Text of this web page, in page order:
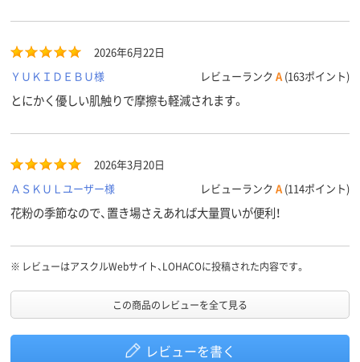
2026年6月22日
ＹＵＫＩＤＥＢＵ様
レビューランク A (163ポイント)
とにかく優しい肌触りで摩擦も軽減されます。
2026年3月20日
ＡＳＫＵＬユーザー様
レビューランク A (114ポイント)
花粉の季節なので、置き場さえあれば大量買いが便利！
※ レビューはアスクルWebサイト、LOHACOに投稿された内容です。
この商品のレビューを全て見る
レビューを書く